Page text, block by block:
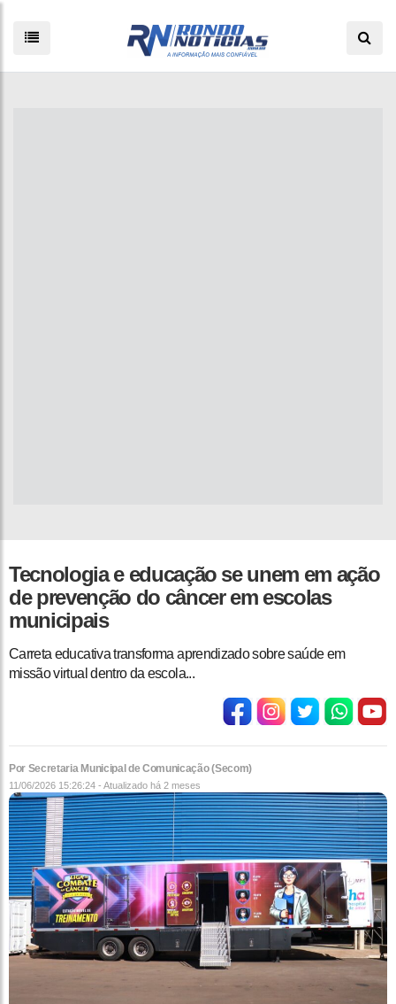
Tecnologia e educação se unem em ação
de prevenção do câncer em escolas
municipais
Carreta educativa transforma aprendizado sobre saúde em
missão virtual dentro da escola...
Por Secretaria Municipal de Comunicação (Secom)
11/06/2026 15:26:24 - Atualizado há 2 meses